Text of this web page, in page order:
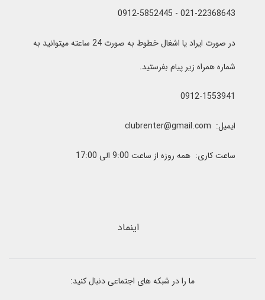
021-22368643 - 0912-5852445
در صورت ایراد یا اشغال خطوط به صورت 24 ساعته میتوانید به
شماره همراه زیر پیام بفرستید.
0912-1553941
ایمیل: clubrenter@gmail.com
ساعت کاری: همه روزه از ساعت 9:00 الی 17:00
اینماد
ما را در شبکه های اجتماعی دنبال کنید: